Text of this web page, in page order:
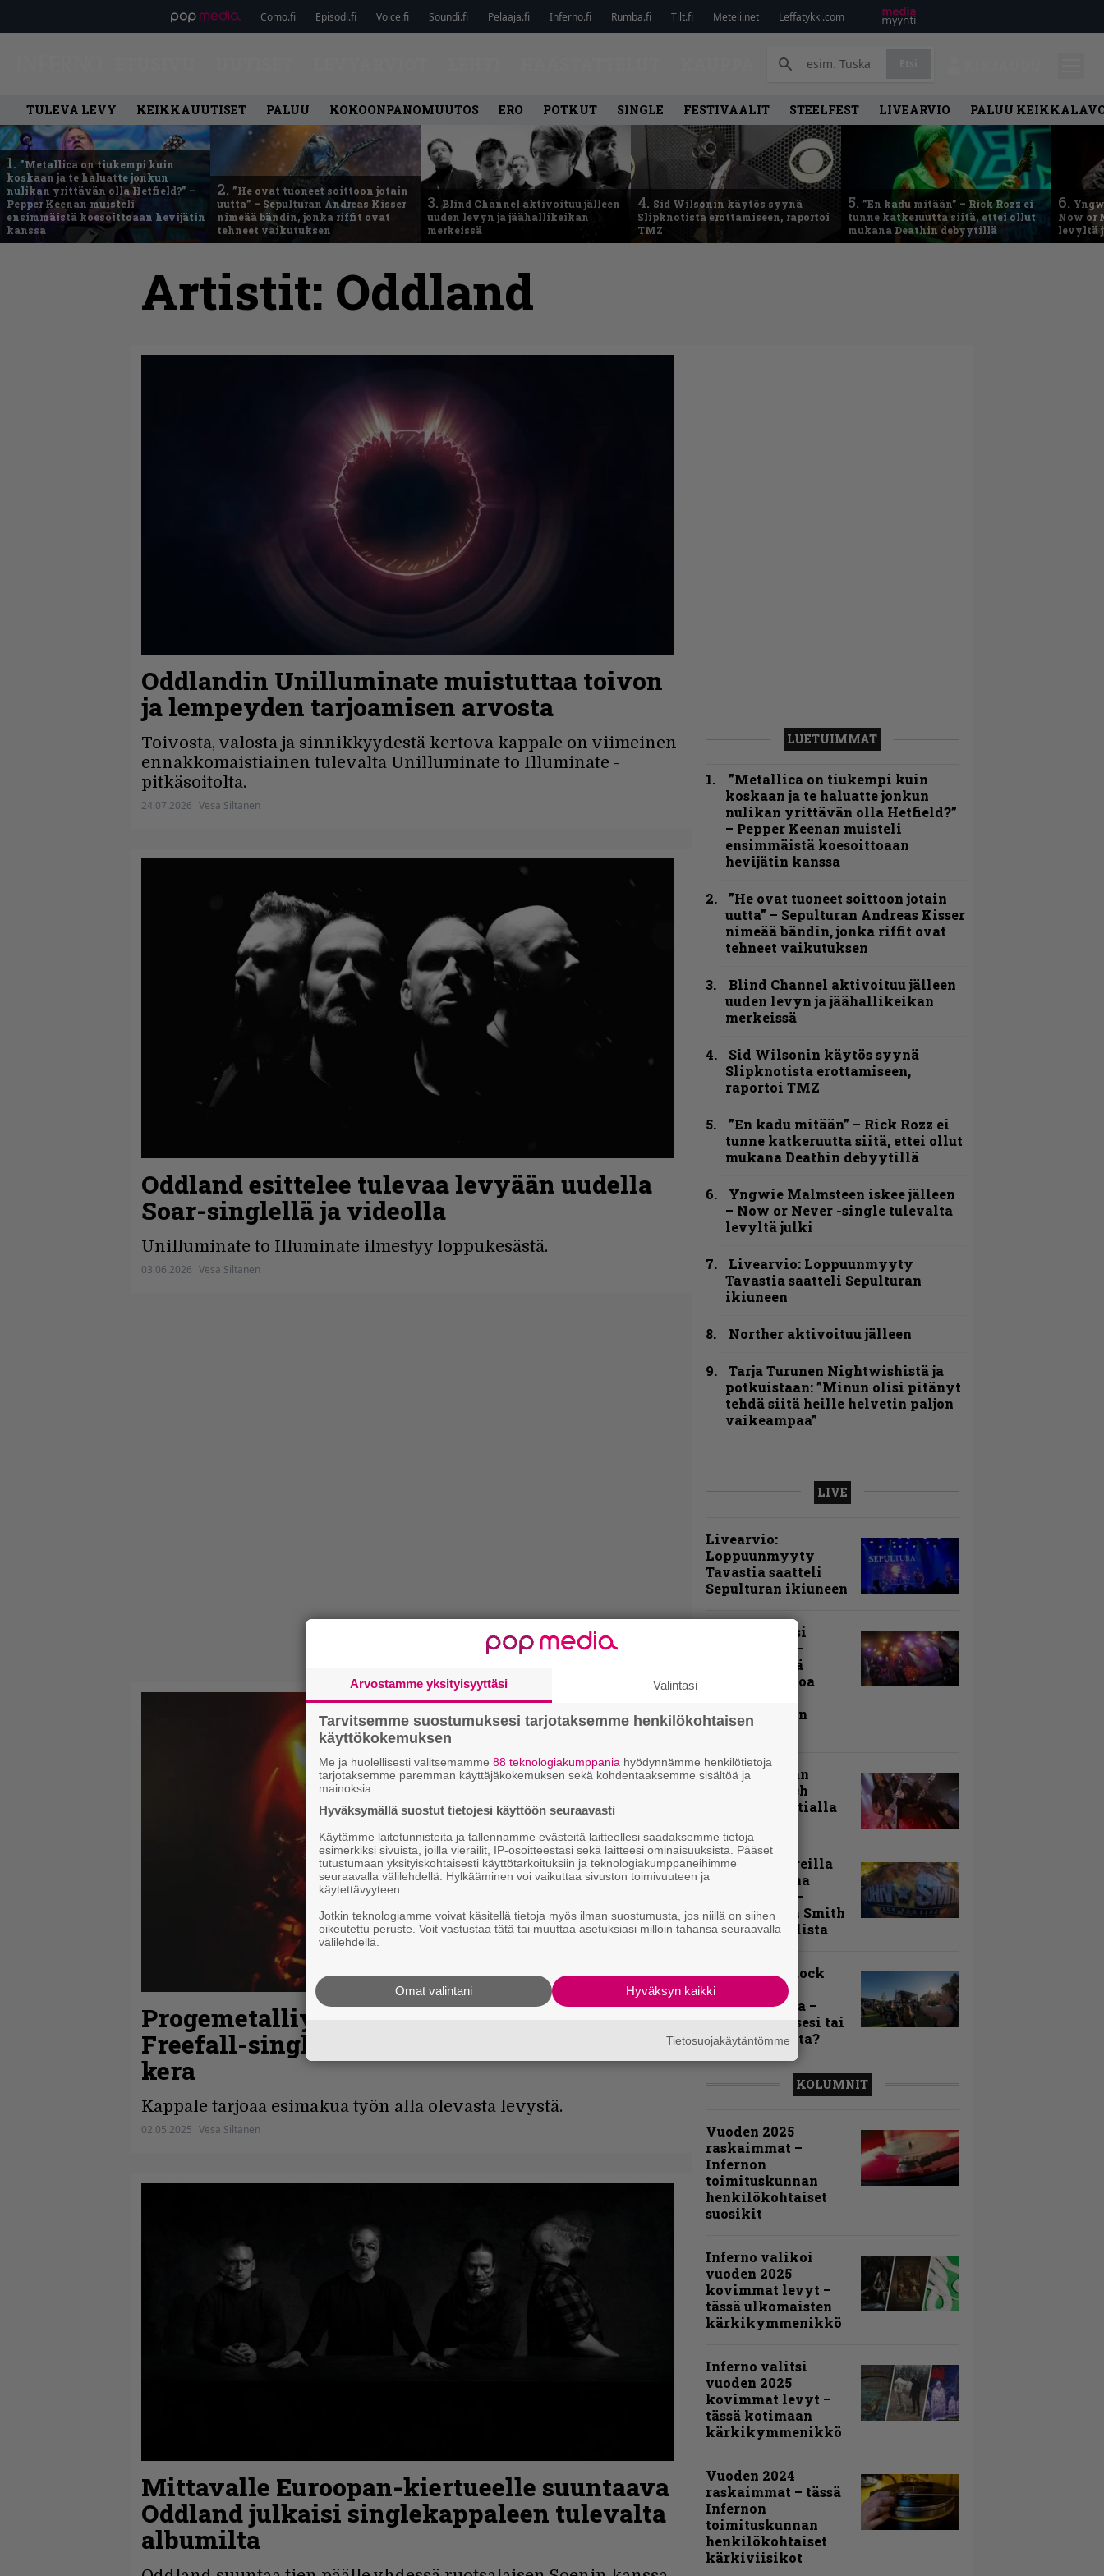
Como.fi Episodi.fi Voice.fi Soundi.fi Pelaaja.fi Inferno.fi Rumba.fi Tilt.fi Meteli.net Leffatykki.com
TULEVA LEVY KEIKKAUUTISET PALUU KOKOONPANOMUUTOS ERO POTKUT SINGLE FESTIVAALIT STEELFEST LIVEARVIO PALUU
1. ”Metallica on tiukempi kuin
koskaan ja te haluatte jonkun
nulikan yrittävän olla Hetfield?” –
Pepper Keenan muisteli
ensimmäistä koesoittoaan hevijätin
kanssa
2. ”He ovat tuoneet soittoon jotain
uutta” – Sepulturan Andreas Kisser
nimeää bändin, jonka riffit ovat
tehneet vaikutuksen
3.Blind Channel aktivoituu jälleen
uuden levyn ja jäähallikeikan
merkeissä
4. Sid Wilsonin käytös syynä
Slipknotista erottamiseen, raportoi
TMZ
5. ”En kadu mitään” – Rick Rozz ei
tunne katkeruutta siitä, ettei ollut
mukana Deathin debyytillä
6.
Now or
levyltä
Artistit: Oddland
Oddlandin Unilluminate muistuttaa toivon
ja lempeyden tarjoamisen arvosta
Toivosta, valosta ja sinnikkyydestä kertova kappale on viimeinen
ennakkomaistiainen tulevalta Unilluminate to Illuminate -
pitkäsoitolta.
24.07.2026 Vesa Siltanen
Oddland esittelee tulevaa levyään uudella
Soar-singlellä ja videolla
Unilluminate to Illuminate ilmestyy loppukesästä.
03.06.2026 Vesa Siltanen
Progemetalliyhtye Oddland julkaisi uuden
Freefall-singlen kiertueella kuvatun videon
kera
Kappale tarjoaa esimakua työn alla olevasta levystä.
02.05.2025 Vesa Siltanen
Mittavalle Euroopan-kiertueelle suuntaava
Oddland julkaisi singlekappaleen tulevalta
albumilta
LUETUIMMAT
”Metallica on tiukempi kuin
koskaan ja te haluatte jonkun
nulikan yrittävän olla Hetfield?”
– Pepper Keenan muisteli
ensimmäistä koesoittoaan
hevijätin kanssa
”He ovat tuoneet soittoon jotain
uutta” – Sepulturan Andreas Kisser
nimeää bändin, jonka riffit ovat
tehneet vaikutuksen
Blind Channel aktivoituu jälleen
uuden levyn ja jäähallikeikan
merkeissä
Sid Wilsonin käytös syynä
Slipknotista erottamiseen,
raportoi TMZ
”En kadu mitään” – Rick Rozz ei
tunne katkeruutta siitä, ettei ollut
mukana Deathin debyytillä
Yngwie Malmsteen iskee jälleen
– Now or Never -single tulevalta
levyltä julki
Livearvio: Loppuunmyyty
Tavastia saatteli Sepulturan
ikiuneen
Norther aktivoituu jälleen
Tarja Turunen Nightwishistä ja
potkuistaan: ”Minun olisi pitänyt
tehdä siitä heille helvetin paljon
vaikeampaa”
LIVE
Livearvio:
Loppuunmyyty
Tavastia saatteli
Sepulturan ikiuneen
Rokki Raikasi
Tampereella –
Infernon neljä
väkevää nostoa
kakkospäivän
esityksistä
Paluu vanhaan
liittoon – Arch
Enemy Tavastialla
”Näillä festareilla
kaikki on aina
kohdallaan” –
raportti John Smith
Rock Festivalista
John Smith Rock
Festivalin
yleisögalleria –
bongaatko itsesi tai
tuttuja joukosta?
KOLUMNIT
Vuoden 2025
raskaimmat –
Infernon
toimituskunnan
henkilökohtaiset
suosikit
Inferno valikoi
vuoden 2025
kovimmat levyt –
tässä ulkomaisten
kärkikymmenikkö
Inferno valitsi
vuoden 2025
kovimmat levyt –
tässä kotimaan
kärkikymmenikkö
Vuoden 2024
raskaimmat – tässä
Infernon
toimituskunnan
henkilökohtaiset
kärkiviisikot
Arvostamme yksityisyyttäsi Valintasi
Tarvitsemme suostumuksesi tarjotaksemme henkilökohtaisen
käyttökokemuksen
Me ja huolellisesti valitsemamme 88 teknologiakumppania hyödynnämme henkilötietoja
tarjotaksemme paremman käyttäjäkokemuksen sekä kohdentaaksemme sisältöä ja
mainoksia.
Hyväksymällä suostut tietojesi käyttöön seuraavasti
Käytämme laitetunnisteita ja tallennamme evästeitä laitteellesi saadaksemme tietoja
esimerkiksi sivuista, joilla vierailit, IP-osoitteestasi sekä laitteesi ominaisuuksista. Pääset
tutustumaan yksityiskohtaisesti käyttötarkoituksiin ja teknologiakumppaneihimme
seuraavalla välilehdellä. Hylkääminen voi vaikuttaa sivuston toimivuuteen ja
käytettävyyteen.
Jotkin teknologiamme voivat käsitellä tietoja myös ilman suostumusta, jos niillä on siihen
oikeutettu peruste. Voit vastustaa tätä tai muuttaa asetuksiasi milloin tahansa seuraavalla
välilehdellä.
Hyväksyn kaikki
Omat valintani
Tietosuojakäytäntömme